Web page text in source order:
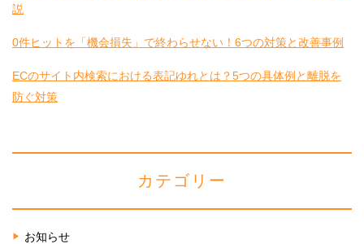
説
0件ヒットを「機会損失」で終わらせない！6つの対策と改善事例
ECのサイト内検索における表記ゆれとは？5つの具体例と離脱を
防ぐ対策
カテゴリー
お知らせ